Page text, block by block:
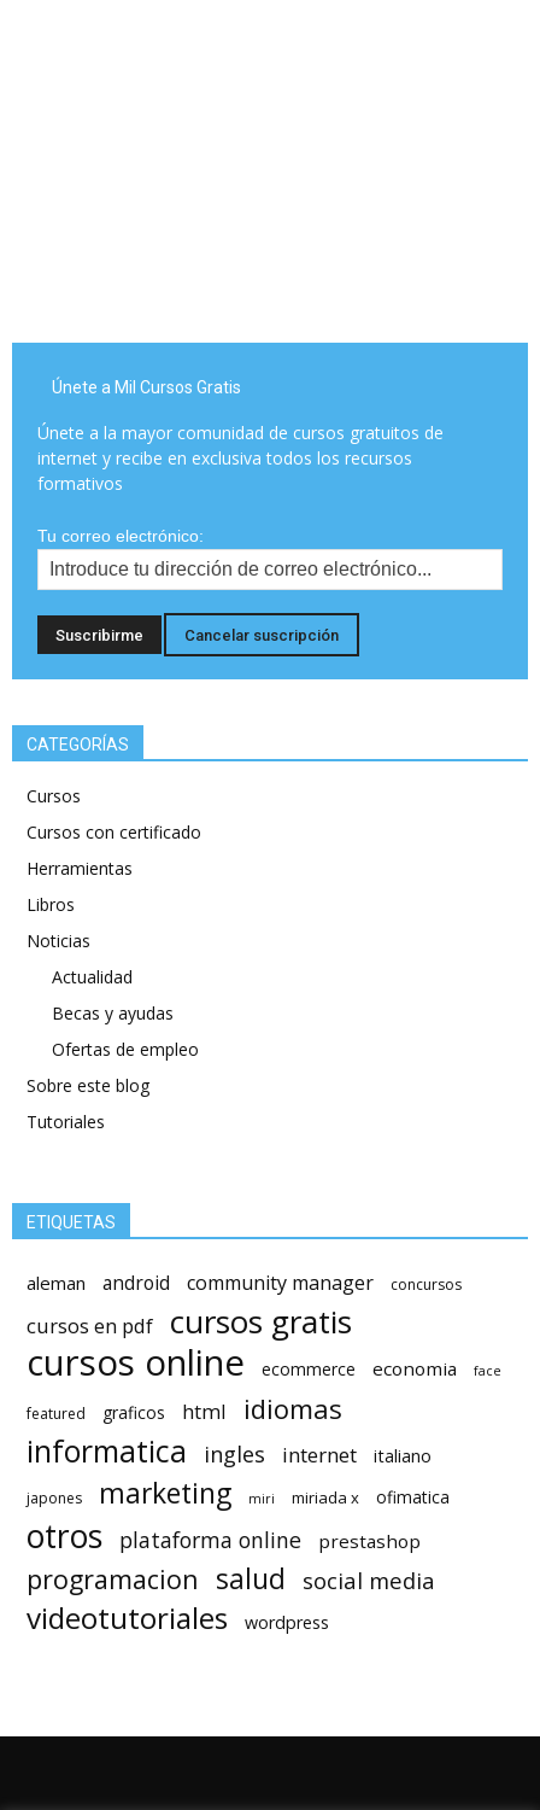
Únete a Mil Cursos Gratis
Únete a la mayor comunidad de cursos gratuitos de
internet y recibe en exclusiva todos los recursos
formativos
Tu correo electrónico:
CATEGORÍAS
Cursos
Cursos con certificado
Herramientas
Libros
Noticias
Actualidad
Becas y ayudas
Ofertas de empleo
Sobre este blog
Tutoriales
ETIQUETAS
aleman android community manager concursos
cursos en pdf cursos gratis
cursos online ecommerce economia face
featured graficos html idiomas
informatica ingles internet italiano
japones marketing miri miriada x ofimatica
otros plataforma online prestashop
programacion salud social media
videotutoriales wordpress